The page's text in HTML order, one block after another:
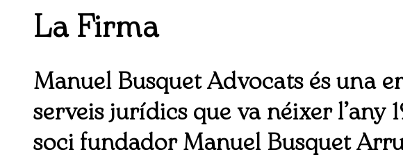
La Firma
Manuel Busquet Advocats és una
serveis jurídics que va néixer l’any
soci fundador Manuel Busquet